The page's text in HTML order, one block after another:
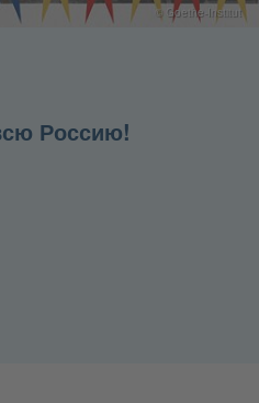
Россию!
© Goethe-Institut